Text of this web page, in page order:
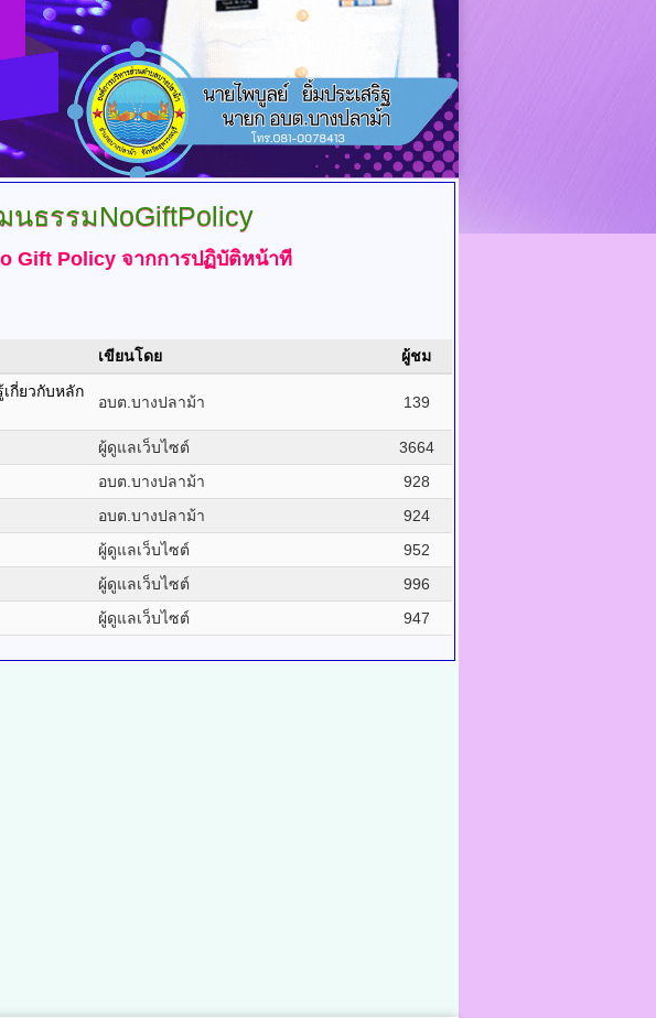
นธรรมNoGiftPolicy
Gift Policy จากการปฏิบัติหน้าที่
เขียนโดย ผู้ชม
กี่ยวกับหลัก
อบต.บางปลาม้า 139
ผู้ดูแลเว็บไซต์
3664
อบต.บางปลาม้า
928
อบต.บางปลาม้า
924
ผู้ดูแลเว็บไซต์
952
ผู้ดูแลเว็บไซต์
996
ผู้ดูแลเว็บไซต์ 947